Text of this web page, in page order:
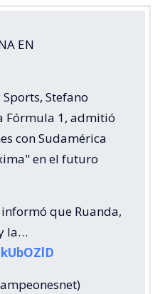
EN
Stefano
Fórmula 1, admitió
con Sudamérica
en el futuro
que Ruanda,
la…